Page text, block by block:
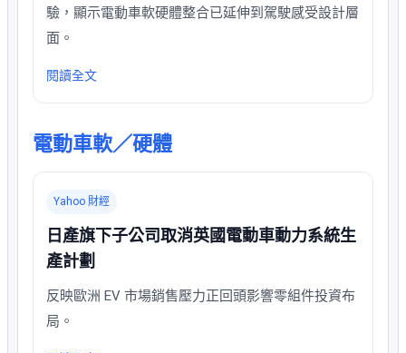
驗，顯示電動車軟硬體整合已延伸到駕駛感受設計層
面。
閱讀全文
電動車軟／硬體
Yahoo 財經
日產旗下子公司取消英國電動車動力系統生
產計劃
反映歐洲 EV 市場銷售壓力正回頭影響零組件投資布
局。